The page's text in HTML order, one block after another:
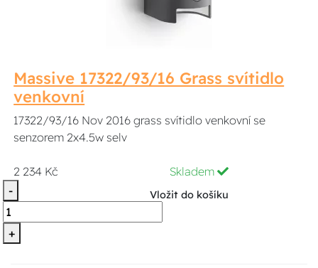
Massive 17322/93/16 Grass svítidlo
venkovní
17322/93/16 Nov 2016 grass svítidlo venkovní se
senzorem 2x4.5w selv
2 234 Kč
Skladem
-
+
Vložit do košíku